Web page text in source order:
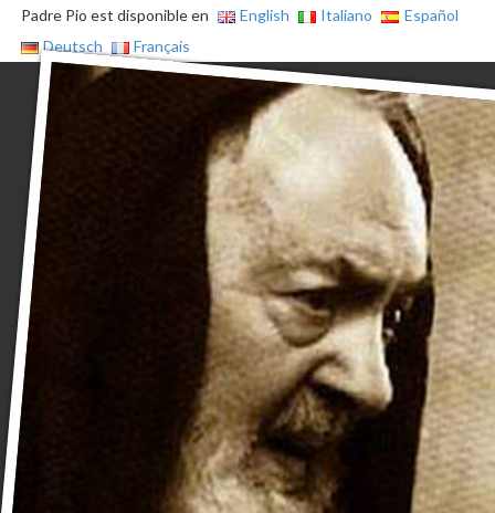
Padre Pio est disponible en English Italiano
Español
Deutsch
Français